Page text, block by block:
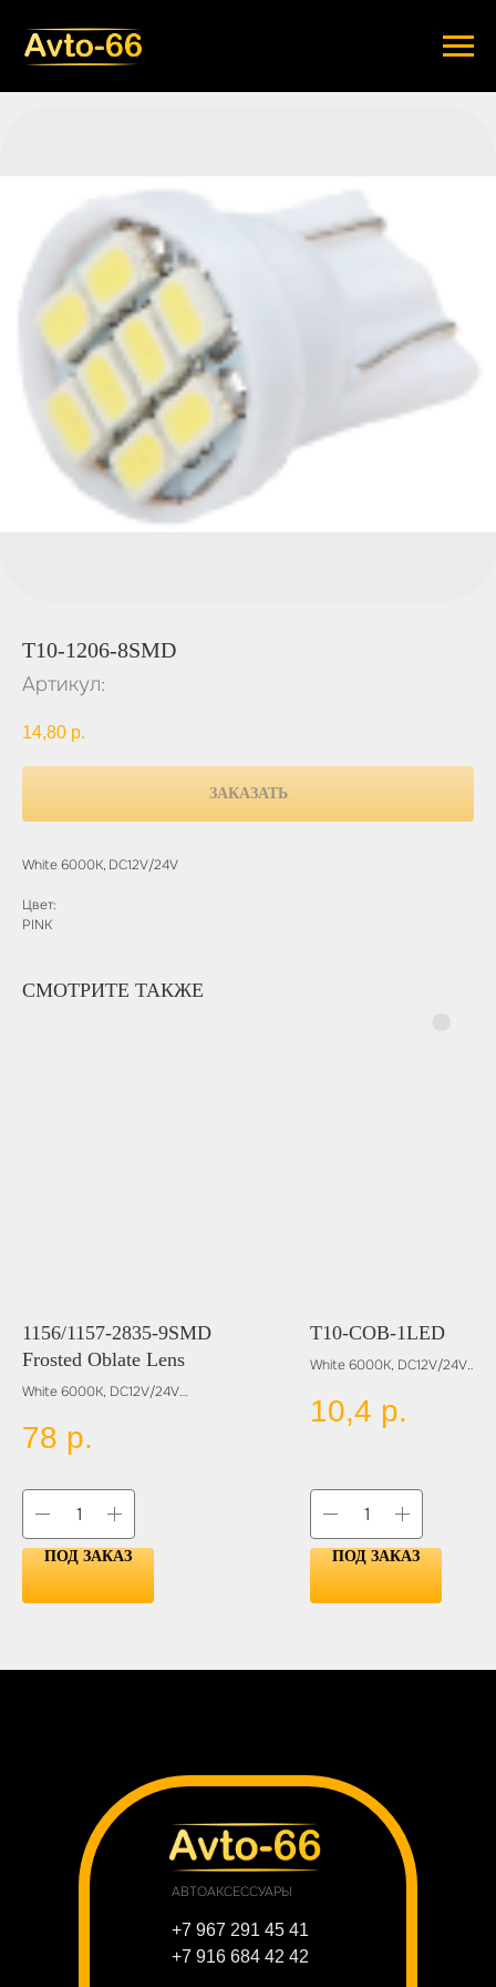
T10-1206-8SMD
Артикул:
14,80 р.
ЗАКАЗАТЬ
White 6000K, DC12V/24V
Цвет:
PINK
СМОТРИТЕ ТАКЖЕ
1156/1157-2835-9SMD
Frosted Oblate Lens
White 6000K, DC12V/24V
BLUE
RED
GREEN
PINK
78 р.
ПОД ЗАКАЗ
T10-COB-1LED
White 6000K, DC12V/24V
Цвет:
BLUE
GREEN
10,4 р.
ПОД ЗАКАЗ
АВТОАКСЕССУАРЫ
+7 967 291 45 41
+7 916 684 42 42